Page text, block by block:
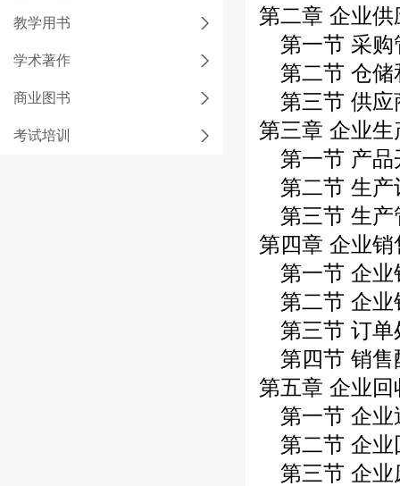
教学用书
学术著作
商业图书
考试培训
第二章 企业
第一节 采购
第二节 仓储
第三节 供应
第三章 企业
第一节 产品
第二节 生产
第三节 生产
第四章 企业
第一节 企业
第二节 企业
第三节 订单
第四节 销售
第五章 企业
第一节 企业
第二节 企业
第三节 企业